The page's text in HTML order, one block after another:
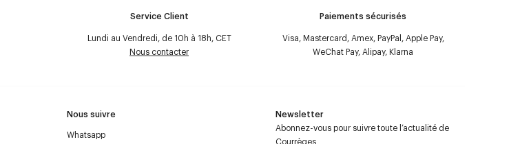
Service Client
Lundi au Vendredi, de 10h à 18h, CET
Nous contacter
Paiements sécurisés
Visa, Mastercard, Amex, PayPal, Apple Pay,
WeChat Pay, Alipay, Klarna
Nous suivre
Whatsapp
Newsletter
Abonnez-vous pour suivre toute l’actualité de
Courrèges